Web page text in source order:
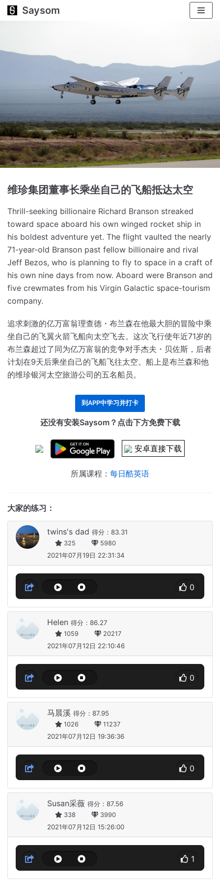
跳
文
Saysom
维珍集团董事长乘坐自己的飞船抵达太空
Thrill-seeking billionaire Richard Branson streaked
toward space aboard his own winged rocket ship in
his boldest adventure yet. The flight vaulted the nearly
71-year-old Branson past fellow billionaire and rival
Jeff Bezos, who is planning to fly to space in a craft of
his own nine days from now. Aboard were Branson and
five crewmates from his Virgin Galactic space-tourism
company.
追求刺激的亿万富翁理查德・布兰森在他最大胆的冒险中乘
坐自己的飞翼火箭飞船向太空飞去。 这次飞行使年近71岁的
布兰森超过了同为亿万富翁的竞争对手杰夫・贝佐斯，后者
计划在9天后乘坐自己的飞船飞往太空。 船上是布兰森和他
的维珍银河太空旅游公司的五名船员。
到APP中学习并打卡
还没有安装Saysom？点击下方免费下载
安卓直接下载
所属课程： 每日酷英语
大家的练习：
twins's dad 得分：83.31
325 5980
2021年07月19日 22:31:34
0
Helen 得分：86.27
1059 20217
2021年07月12日 22:10:46
0
马晨溪 得分：87.95
1026 11237
2021年07月12日 19:36:36
0
Susan采薇 得分：87.56
338 3990
2021年07月12日 15:26:00
1